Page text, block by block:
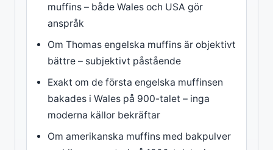
muffins – både Wales och USA gör
anspråk
Om Thomas engelska muffins är objektivt
bättre – subjektivt påstående
Exakt om de första engelska muffinsen
bakades i Wales på 900-talet – inga
moderna källor bekräftar
Om amerikanska muffins med bakpulver